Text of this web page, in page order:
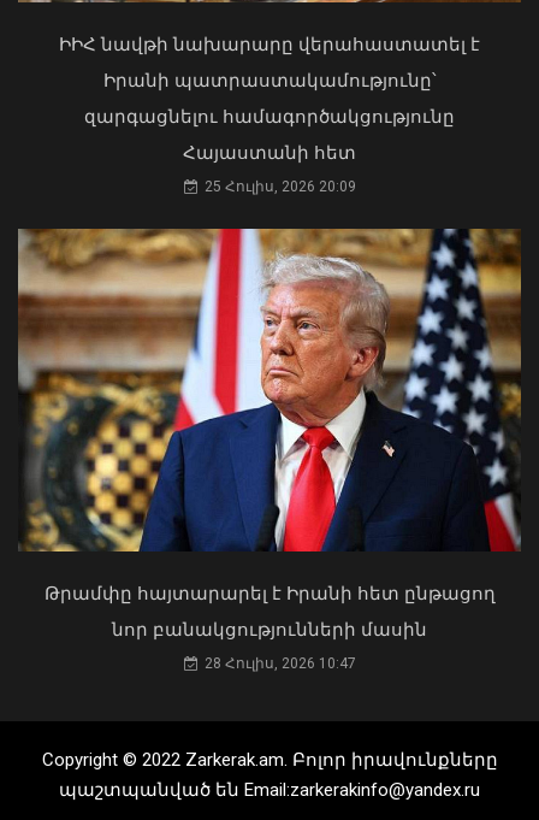
երթուղիներում
06 Օգոստոս, 2026 21:47
ԱԳ փոխնախարարը Նայրոբիում
ներկայացրել է COP17-ի
կազմակերպման Հայաստանի
06 Օգոստոս, 2026 21:44
«Ուժեղ Հայաստան»-ը դեմ է
քվեարկելու ԱԺ նախագահի
պաշտոնում Ռուբեն Ռուբինյանի
թեկնածությանը
03 Օգոստոս, 2026 13:13
ԻԻՀ նավթի նախարարը վերահաստատել է
Իրանի պատրաստակամությունը՝
զարգացնելու համագործակցությունը
Հայաստանի հետ
25 Հուլիս, 2026 20:09
Թրամփը հայտարարել է Իրանի հետ ընթացող
նոր բանակցությունների մասին
28 Հուլիս, 2026 10:47
Copyright © 2022 Zarkerak.am. Բոլոր իրավունքները
պաշտպանված են Email:zarkerakinfo@yandex.ru